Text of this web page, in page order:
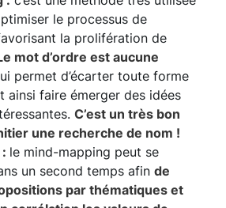
le processus de
la prolifération de
mot d’ordre est aucune
permet d’écarter toute forme
ainsi faire émerger des idées
C’est un très bon
une recherche de nom !
le mind-mapping peut se
un second temps afin de
par thématiques et